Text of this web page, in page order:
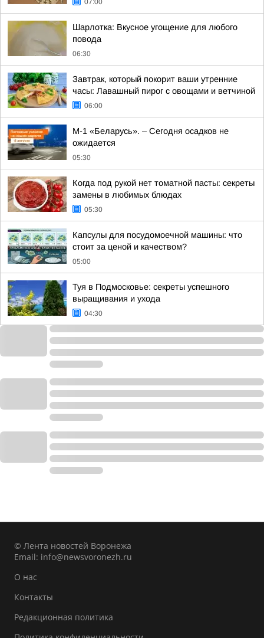
07:00
Шарлотка: Вкусное угощение для любого
повода
06:30
Завтрак, который покорит ваши утренние
часы: Лавашный пирог с овощами и ветчиной
06:00
М-1 «Беларусь». – Сегодня осадков не
ожидается
05:30
Когда под рукой нет томатной пасты: секреты
замены в любимых блюдах
05:30
Капсулы для посудомоечной машины: что
стоит за ценой и качеством?
05:00
Туя в Подмосковье: секреты успешного
выращивания и ухода
04:30
© Лента новостей Воронежа
Email: info@newsvoronezh.ru
О нас
Контакты
Редакционная политика